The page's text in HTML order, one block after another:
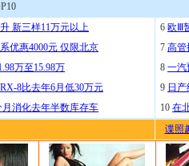
新三样11万元以上
优惠4000元 仅限北京
万至15.98万
8比去年6月低30万元
月消化去年半数库存车
6 欧Ⅲ
7 高管
8 一汽
9 日
10 在
谍照